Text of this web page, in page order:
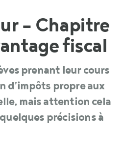
– Chapitre
fiscal
prenant leur cours
d’impôts propre aux
mais attention cela
précisions à